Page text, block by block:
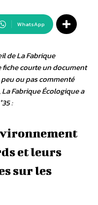
WhatsApp
de La Fabrique
courte un document
ou pas commenté
Fabrique Écologique a
:
et leurs
sur les